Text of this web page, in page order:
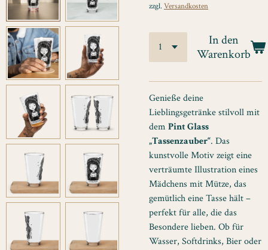
zzgl.Versandkosten
In den
Warenkorb
Genieße deine
Lieblingsgetränke stilvoll mit
dem Pint Glass
„Tassenzauber“. Das
kunstvolle Motiv zeigt eine
verträumte Illustration eines
Mädchens mit Mütze, das
gemütlich eine Tasse hält –
perfekt für alle, die das
Besondere lieben. Ob für
Wasser, Softdrinks, Bier oder